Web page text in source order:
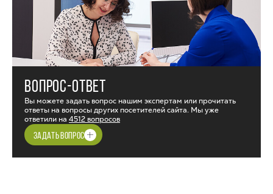
ВОПРОС-ОТВЕТ
Вы можете задать вопрос нашим экспертам или прочитать
ответы на вопросы других посетителей сайта. Мы уже
ответили на 4512 вопросов
ЗАДАТЬ ВОПРОС